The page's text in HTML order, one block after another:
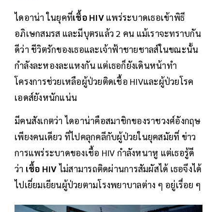
ไดอาน่า ในยุคที่เชื้อ HIVแพร่ระบาดเธอเข้าพิธี
อภิเษกสมรส และมีบุตรแล้ว 2 คน แม้เราจะทราบกัน
ดีว่า ชีวิตรักของเธอและเจ้าฟ้าชายชาลส์ในขณะนั้น
กำลังละหองละแหงกัน แต่เธอก็ยังเดินหน้าทำ
โครงการช่วยเหลือผู้ป่วยติดเชื้อ HIVและผู้ป่วยโรค
เอดส์ยังหนักแน่น
มีคนสังเกตว่า ไดอาน่าคือสมาชิกของราชวงศ์อังกฤษ
เพียงคนเดียว ที่ไปคลุกคลีกับผู้ป่วยในยุคสมัยที่ ข่าว
การแพร่ระบาดของเชื้อ HIV กำลังหนาหู แต่เธอรู้ดี
ว่า เชื้อ HIV ไม่สามารถติดผ่านการสัมผัสได้ เธอจึงได้
ไปเยี่ยมเยียนผู้ป่วยตามโรงพยาบาลต่าง ๆ อยู่เรื่อย ๆ